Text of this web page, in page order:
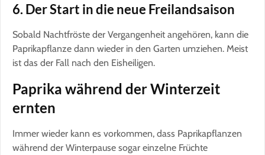
6. Der Start in die neue Freilandsaison
Sobald Nachtfröste der Vergangenheit angehören, kann die
Paprikapflanze dann wieder in den Garten umziehen. Meist
ist das der Fall nach den Eisheiligen.
Paprika während der Winterzeit
ernten
Immer wieder kann es vorkommen, dass Paprikapflanzen
während der Winterpause sogar einzelne Früchte